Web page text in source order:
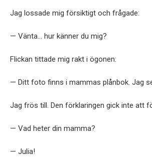
Jag lossade mig försiktigt och frågade:
— Vänta… hur känner du mig?
Flickan tittade mig rakt i ögonen:
— Ditt foto finns i mammas plånbok. Jag
Jag frös till. Den förklaringen gick inte att
— Vad heter din mamma?
— Julia!